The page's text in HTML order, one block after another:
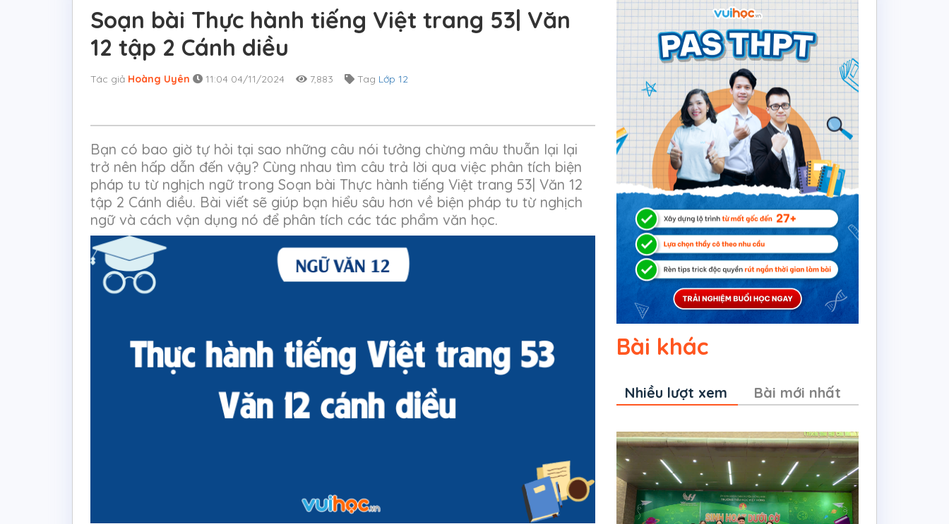
Soạn bài Thực hành tiếng Việt trang 53| Văn
12 tập 2 Cánh diều
Tác giả Hoàng Uyên 11:04 04/11/2024 7,883 Tag Lớp 12
Bạn có bao giờ tự hỏi tại sao những câu nói tưởng chừng mâu thuẫn lại lại
trở nên hấp dẫn đến vậy? Cùng nhau tìm câu trả lời qua việc phân tích biện
pháp tu từ nghịch ngữ trong Soạn bài Thực hành tiếng Việt trang 53| Văn 12
tập 2 Cánh diều. Bài viết sẽ giúp bạn hiểu sâu hơn về biện pháp tu từ nghịch
ngữ và cách vận dụng nó để phân tích các tác phẩm văn học.
Bài khác
Nhiều lượt xem Bài mới nhất